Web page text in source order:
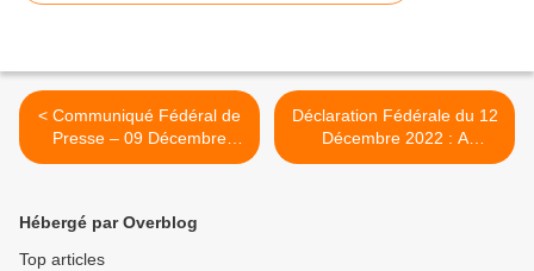
< Communiqué Fédéral de
Presse – 09 Décembre
2022 : La FSAS-CGTG
DYVRANDE ET A Me
Déclaration Fédérale du 12
Décembre 2022 : A
PROPOS DES RESULTATS
Hébergé par Overblog
Top articles